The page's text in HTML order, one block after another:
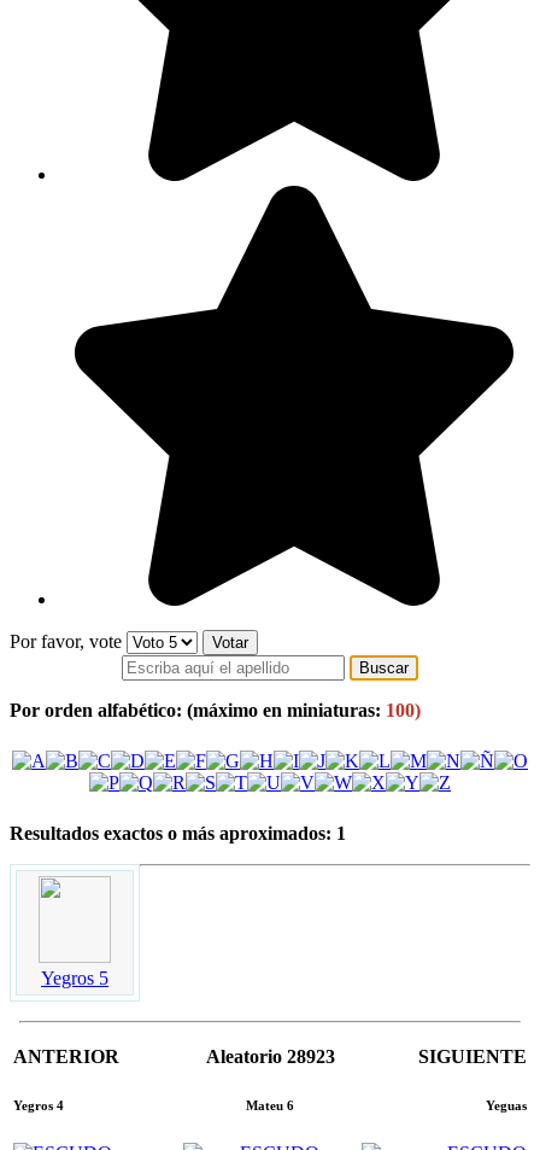
Por favor, vote
Por orden alfabético: (máximo en miniaturas: 100)
Resultados exactos o más aproximados: 1
Yegros 5
ANTERIOR
Yegros 4
Aleatorio 28923
Mateu 6
SIGUIENTE
Yeguas